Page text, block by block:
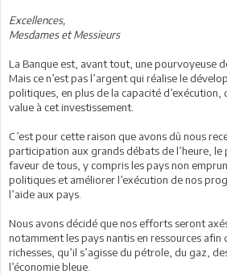
Excellences,
Mesdames et Messieurs
La Banque est, avant tout, une pourvoyeuse
Mais ce n’est pas l’argent qui réalise le
politiques, en plus de la capacité
value à cet investissement.
C’est pour cette raison que avons dû nous
participation aux grands débats de l’heure,
faveur de tous, y compris les pays non
politiques et améliorer l’exécution de nos
l’aide aux pays.
Nous avons décidé que nos efforts seront
notamment les pays nantis en ressources afin
richesses, qu’il s’agisse du pétrole, du gaz,
l’économie bleue.